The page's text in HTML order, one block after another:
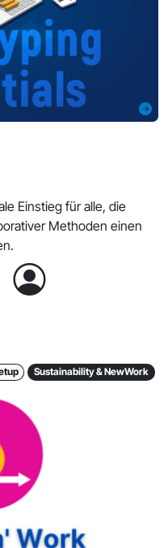
Einstieg für alle, die
Methoden einen
Sustainability & NewWork